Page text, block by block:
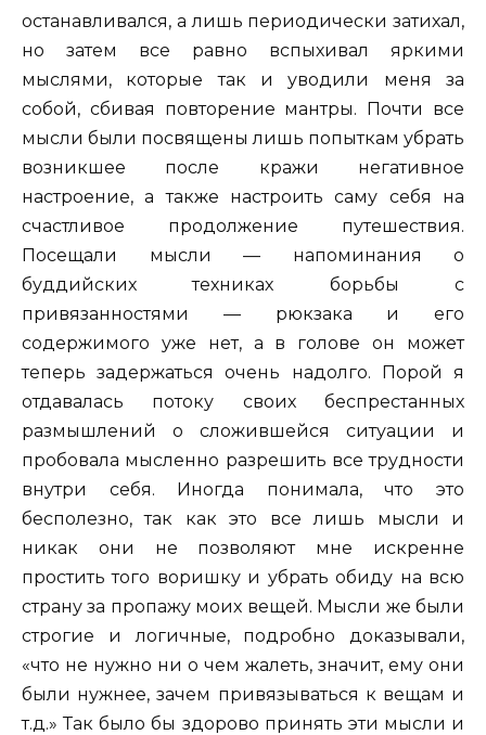
останавливался, а лишь периодически затихал,
но затем все равно вспыхивал яркими
мыслями, которые так и уводили меня за
собой, сбивая повторение мантры. Почти все
мысли были посвящены лишь попыткам убрать
возникшее после кражи негативное
настроение, а также настроить саму себя на
счастливое продолжение путешествия.
Посещали мысли — напоминания о
буддийских техниках борьбы с
привязанностями — рюкзака и его
содержимого уже нет, а в голове он может
теперь задержаться очень надолго. Порой я
отдавалась потоку своих беспрестанных
размышлений о сложившейся ситуации и
пробовала мысленно разрешить все трудности
внутри себя. Иногда понимала, что это
бесполезно, так как это все лишь мысли и
никак они не позволяют мне искренне
простить того воришку и убрать обиду на всю
страну за пропажу моих вещей. Мысли же были
строгие и логичные, подробно доказывали,
«что не нужно ни о чем жалеть, значит, ему они
были нужнее, зачем привязываться к вещам и
т.д.» Так было бы здорово принять эти мысли и